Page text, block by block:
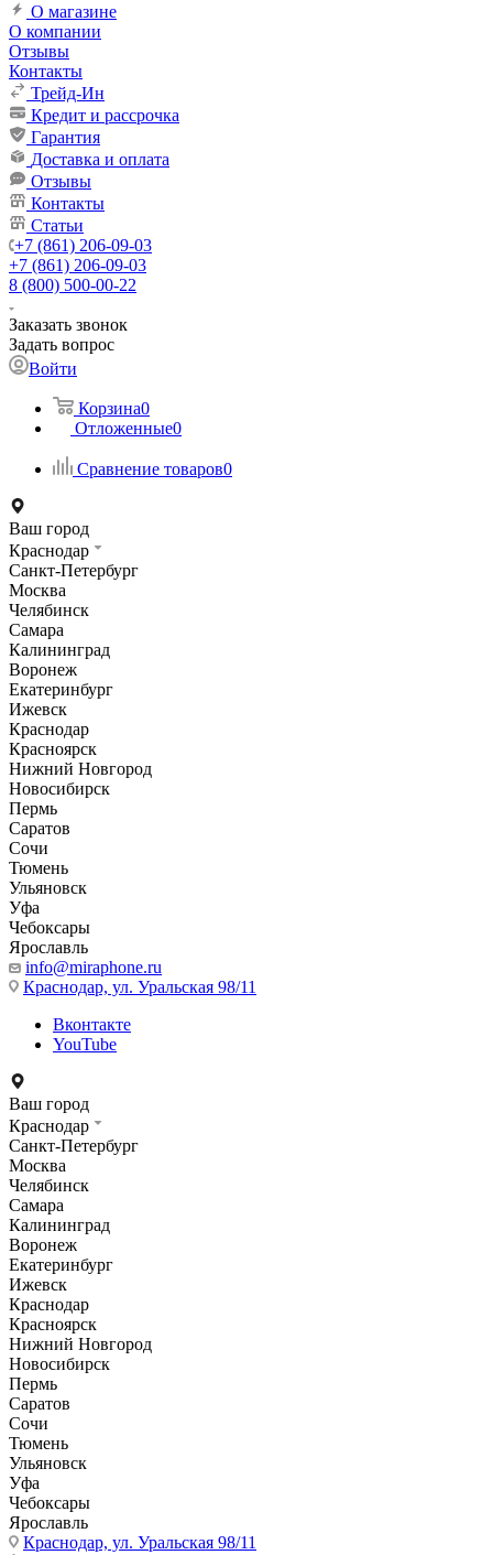
О магазине
О компании
Отзывы
Контакты
Трейд-Ин
Кредит и рассрочка
Гарантия
Доставка и оплата
Отзывы
Контакты
Статьи
+7 (861) 206-09-03
+7 (861) 206-09-03
8 (800) 500-00-22
Заказать звонок
Задать вопрос
Войти
Корзина0
Отложенные0
Сравнение товаров0
Ваш город
Краснодар
Санкт-Петербург
Москва
Челябинск
Самара
Калининград
Воронеж
Екатеринбург
Ижевск
Краснодар
Красноярск
Нижний Новгород
Новосибирск
Пермь
Саратов
Сочи
Тюмень
Ульяновск
Уфа
Чебоксары
Ярославль
info@miraphone.ru
Краснодар, ул. Уральская 98/11
Вконтакте
YouTube
Ваш город
Краснодар
Санкт-Петербург
Москва
Челябинск
Самара
Калининград
Воронеж
Екатеринбург
Ижевск
Краснодар
Красноярск
Нижний Новгород
Новосибирск
Пермь
Саратов
Сочи
Тюмень
Ульяновск
Уфа
Чебоксары
Ярославль
Краснодар, ул. Уральская 98/11